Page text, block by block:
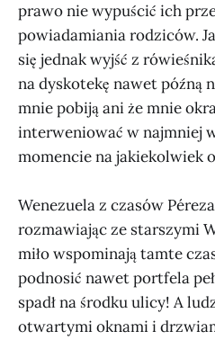
prawo nie wypuścić ich
powiadamiania rodziców.
się jednak wyjść z
na dyskotekę nawet późną
mnie pobiją ani że mnie
interweniować w najmniej
momencie na jakiekolwiek
Wenezuela z czasów
rozmawiając ze starszymi
miło wspominają tamte
podnosić nawet portfela
spadł na środku ulicy! A
otwartymi oknami i